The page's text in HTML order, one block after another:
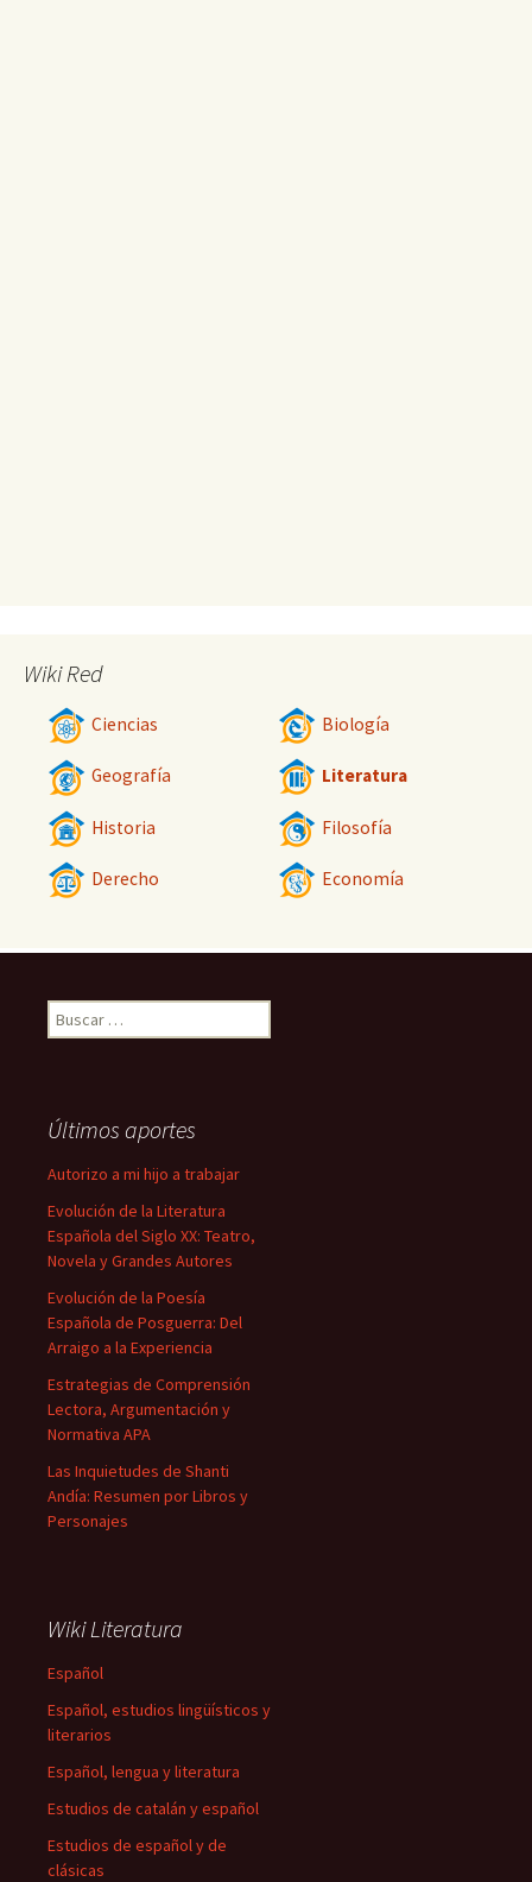
Wiki Red
Ciencias Biología
Geografía Literatura
Historia Filosofía
Derecho Economía
Buscar:
Últimos aportes
Autorizo a mi hijo a trabajar
Evolución de la Literatura
Española del Siglo XX: Teatro,
Novela y Grandes Autores
Evolución de la Poesía
Española de Posguerra: Del
Arraigo a la Experiencia
Estrategias de Comprensión
Lectora, Argumentación y
Normativa APA
Las Inquietudes de Shanti
Andía: Resumen por Libros y
Personajes
Wiki Literatura
Español
Español, estudios lingüísticos y
literarios
Español, lengua y literatura
Estudios de catalán y español
Estudios de español y de
clásicas